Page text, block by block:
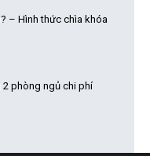
– Hình thức chìa khóa
2 phòng ngủ chi phí